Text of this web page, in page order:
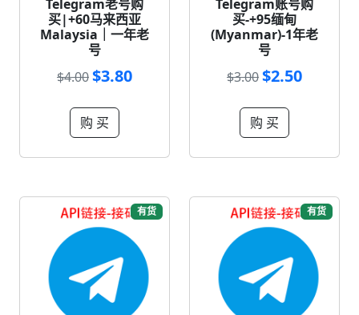
Telegram老号购
买|+60马来西亚
Malaysia｜一年老
号
$4.00$3.80
购 买
Telegram账号购
买-+95缅甸
(Myanmar)-1年老
号
$3.00$2.50
购 买
有货 有货